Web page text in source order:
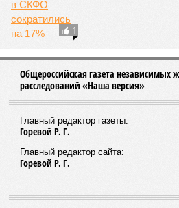
1
Общероссийская газета независимых
расследований «Наша версия»
Главный редактор газеты:
Горевой Р. Г.
Главный редактор сайта:
Горевой Р. Г.